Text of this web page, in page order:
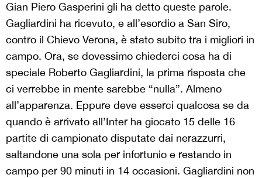
Gian Piero Gasperini gli ha detto queste parole.
Gagliardini ha ricevuto, e all’esordio a San Siro,
contro il Chievo Verona, è stato subito tra i migliori in
campo. Ora, se dovessimo chiederci cosa ha di
speciale Roberto Gagliardini, la prima risposta che
ci verrebbe in mente sarebbe “nulla”. Almeno
all’apparenza. Eppure deve esserci qualcosa se da
quando è arrivato all’Inter ha giocato 15 delle 16
partite di campionato disputate dai nerazzurri,
saltandone una sola per infortunio e restando in
campo per 90 minuti in 14 occasioni. Gagliardini non